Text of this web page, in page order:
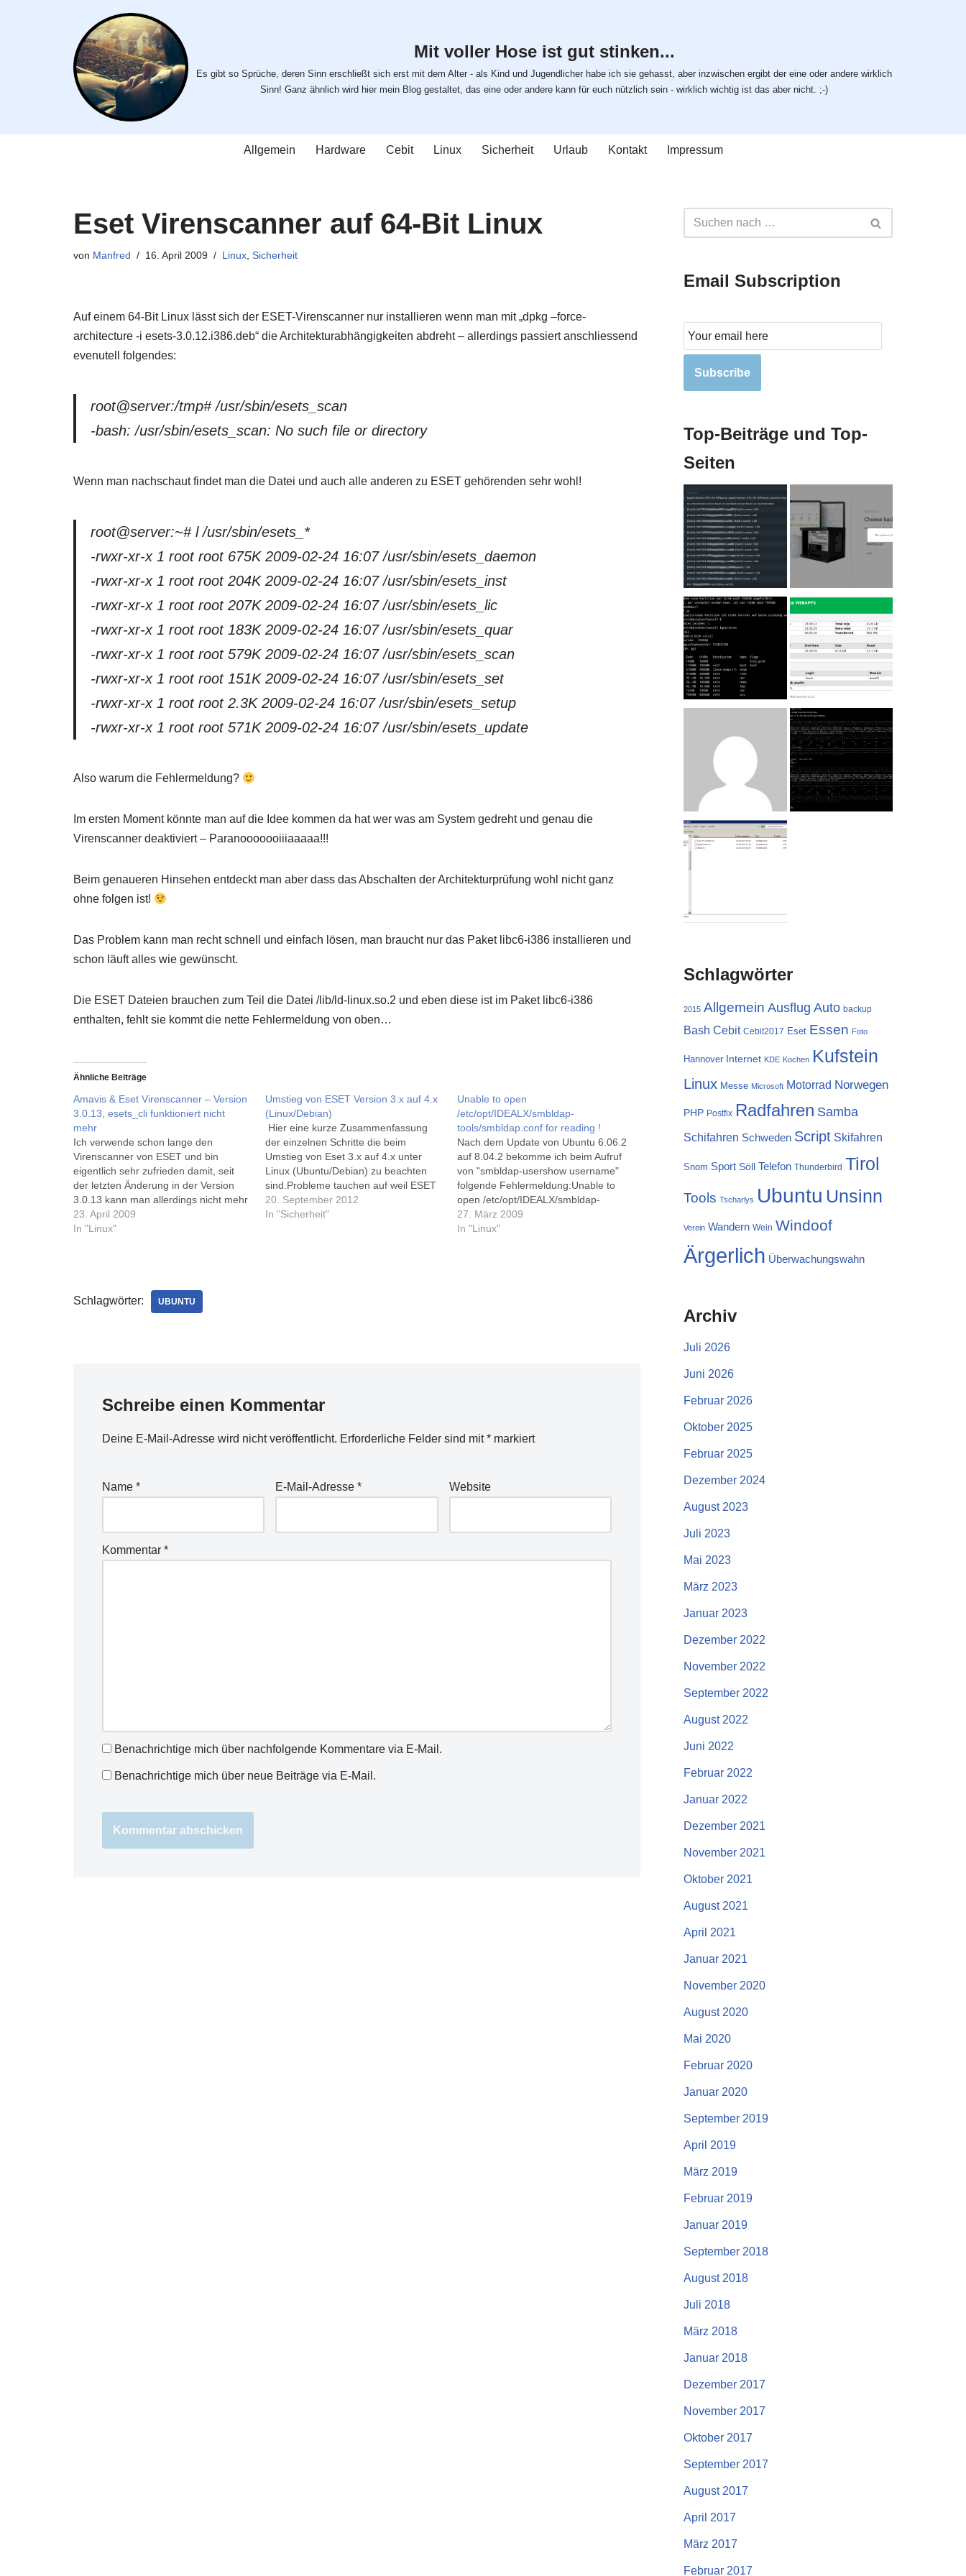
Mit voller Hose ist gut stinken...
Es gibt so Sprüche, deren Sinn erschließt sich erst mit dem Alter - als Kind und Jugendlicher habe ich sie gehasst, aber inzwischen ergibt der eine oder andere wirklich
Sinn! Ganz ähnlich wird hier mein Blog gestaltet, das eine oder andere kann für euch nützlich sein - wirklich wichtig ist das aber nicht. ;-)
Allgemein Hardware Cebit Linux Sicherheit Urlaub Kontakt Impressum
Eset Virenscanner auf 64-Bit Linux
von Manfred 16. April 2009 Linux Sicherheit
Auf einem 64-Bit Linux lässt sich der ESET-Virenscanner nur installieren wenn man mit „dpkg –force-
architecture -i esets-3.0.12.i386.deb“ die Architekturabhängigkeiten abdreht – allerdings passiert anschliessend
evenutell folgendes:
root@server:/tmp# /usr/sbin/esets_scan
-bash: /usr/sbin/esets_scan: No such file or directory
Wenn man nachschaut findet man die Datei und auch alle anderen zu ESET gehörenden sehr wohl!
root@server:~# l /usr/sbin/esets_*
-rwxr-xr-x 1 root root 675K 2009-02-24 16:07 /usr/sbin/esets_daemon
-rwxr-xr-x 1 root root 204K 2009-02-24 16:07 /usr/sbin/esets_inst
-rwxr-xr-x 1 root root 207K 2009-02-24 16:07 /usr/sbin/esets_lic
-rwxr-xr-x 1 root root 183K 2009-02-24 16:07 /usr/sbin/esets_quar
-rwxr-xr-x 1 root root 579K 2009-02-24 16:07 /usr/sbin/esets_scan
-rwxr-xr-x 1 root root 151K 2009-02-24 16:07 /usr/sbin/esets_set
-rwxr-xr-x 1 root root 2.3K 2009-02-24 16:07 /usr/sbin/esets_setup
-rwxr-xr-x 1 root root 571K 2009-02-24 16:07 /usr/sbin/esets_update
Also warum die Fehlermeldung?
Im ersten Moment könnte man auf die Idee kommen da hat wer was am System gedreht und genau die
Virenscanner deaktiviert – Paranooooooiiiaaaaa!!!
Beim genaueren Hinsehen entdeckt man aber dass das Abschalten der Architekturprüfung wohl nicht ganz
ohne folgen ist!
Das Problem kann man recht schnell und einfach lösen, man braucht nur das Paket libc6-i386 installieren und
schon läuft alles wie gewünscht.
Die ESET Dateien brauchen zum Teil die Datei /lib/ld-linux.so.2 und eben diese ist im Paket libc6-i386
enthalten, fehlt sie kommt die nette Fehlermeldung von oben…
Ähnliche Beiträge
Amavis & Eset Virenscanner – Version
3.0.13, esets_cli funktioniert nicht
mehr
Ich verwende schon lange den
Virenscanner von ESET und bin
eigentlich sehr zufrieden damit, seit
der letzten Änderung in der Version
3.0.13 kann man allerdings nicht mehr
das esets_cli Tool zusammen mit
Amavis zum scannen eingehender E-
23. April 2009
In "Linux"
Umstieg von ESET Version 3.x auf 4.x
(Linux/Debian)
Hier eine kurze Zusammenfassung
der einzelnen Schritte die beim
Umstieg von Eset 3.x auf 4.x unter
Linux (Ubuntu/Debian) zu beachten
sind.Probleme tauchen auf weil ESET
das Verzeichnis in dem die Dateien
liegen nach /opt verschoben hat - in
20. September 2012
In "Sicherheit"
Unable to open
/etc/opt/IDEALX/smbldap-
tools/smbldap.conf for reading !
Nach dem Update von Ubuntu 6.06.2
auf 8.04.2 bekomme ich beim Aufruf
von "smbldap-usershow username"
folgende Fehlermeldung:Unable to
open /etc/opt/IDEALX/smbldap-
tools/smbldap.conf for reading
!Compilation failed in require at
27. März 2009
In "Linux"
Schlagwörter: UBUNTU
Schreibe einen Kommentar
Deine E-Mail-Adresse wird nicht veröffentlicht. Erforderliche Felder sind mit* markiert
Name * E-Mail-Adresse* Website
Kommentar *
Benachrichtige mich über nachfolgende Kommentare via E-Mail.
Benachrichtige mich über neue Beiträge via E-Mail.
Email Subscription
Subscribe
Top-Beiträge und Top-
Seiten
Schlagwörter
2015 Allgemein Ausflug Auto backup
Bash Cebit Cebit2017 Eset Essen Foto
Hannover Internet KDE Kochen Kufstein
Linux Messe Microsoft Motorrad Norwegen
PHP Postfix Radfahren Samba
Schifahren Schweden Script Skifahren
Snom Sport Söll Telefon Thunderbird Tirol
Tools Tscharlys Ubuntu Unsinn
Verein Wandern Wein Windoof
Ärgerlich Überwachungswahn
Archiv
Juli 2026
Juni 2026
Februar 2026
Oktober 2025
Februar 2025
Dezember 2024
August 2023
Juli 2023
Mai 2023
März 2023
Januar 2023
Dezember 2022
November 2022
September 2022
August 2022
Juni 2022
Februar 2022
Januar 2022
Dezember 2021
November 2021
Oktober 2021
August 2021
April 2021
Januar 2021
November 2020
August 2020
Mai 2020
Februar 2020
Januar 2020
September 2019
April 2019
März 2019
Februar 2019
Januar 2019
September 2018
August 2018
Juli 2018
März 2018
Januar 2018
Dezember 2017
November 2017
Oktober 2017
September 2017
August 2017
April 2017
März 2017
Februar 2017